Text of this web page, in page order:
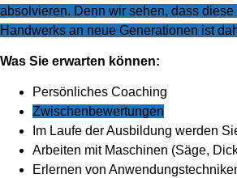
absolvieren. Denn wir sehen, dass
Handwerks an neue Generationen ist
Was Sie erwarten können:
Persönliches Coaching
Zwischenbewertungen
Im Laufe der Ausbildung werden
Arbeiten mit Maschinen (Säge,
Erlernen von